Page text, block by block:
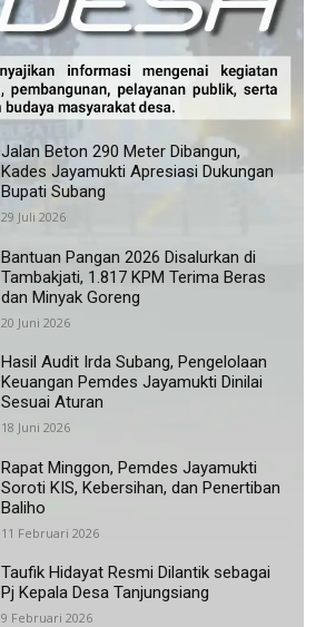
Jalan Beton 290 Meter Dibangun,
Kades Jayamukti Apresiasi Dukungan
Bupati Subang
29 Juli 2026
Bantuan Pangan 2026 Disalurkan di
Tambakjati, 1.817 KPM Terima Beras
dan Minyak Goreng
20 Juni 2026
Hasil Audit Irda Subang, Pengelolaan
Keuangan Pemdes Jayamukti Dinilai
Sesuai Aturan
18 Juni 2026
Rapat Minggon, Pemdes Jayamukti
Soroti KIS, Kebersihan, dan Penertiban
Baliho
11 Februari 2026
Taufik Hidayat Resmi Dilantik sebagai
Pj Kepala Desa Tanjungsiang
9 Februari 2026